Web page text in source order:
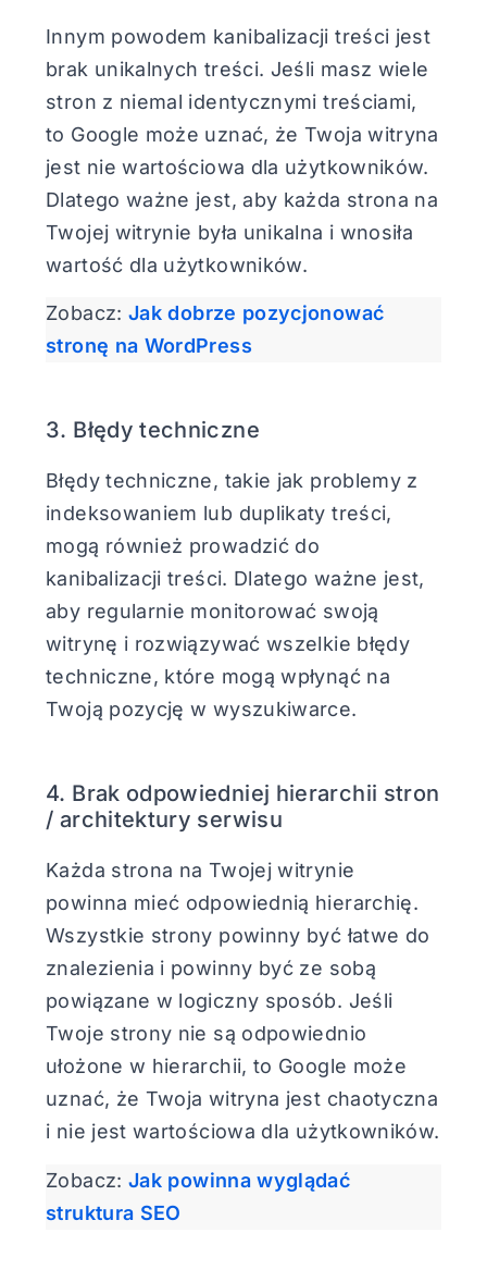
Innym powodem kanibalizacji treści jest
brak unikalnych treści. Jeśli masz wiele
stron z niemal identycznymi treściami,
to Google może uznać, że Twoja witryna
jest nie wartościowa dla użytkowników.
Dlatego ważne jest, aby każda strona na
Twojej witrynie była unikalna i wnosiła
wartość dla użytkowników.
Zobacz: Jak dobrze pozycjonować
stronę na WordPress
3. Błędy techniczne
Błędy techniczne, takie jak problemy z
indeksowaniem lub duplikaty treści,
mogą również prowadzić do
kanibalizacji treści. Dlatego ważne jest,
aby regularnie monitorować swoją
witrynę i rozwiązywać wszelkie błędy
techniczne, które mogą wpłynąć na
Twoją pozycję w wyszukiwarce.
4. Brak odpowiedniej hierarchii stron
/ architektury serwisu
Każda strona na Twojej witrynie
powinna mieć odpowiednią hierarchię.
Wszystkie strony powinny być łatwe do
znalezienia i powinny być ze sobą
powiązane w logiczny sposób. Jeśli
Twoje strony nie są odpowiednio
ułożone w hierarchii, to Google może
uznać, że Twoja witryna jest chaotyczna
i nie jest wartościowa dla użytkowników.
Zobacz: Jak powinna wyglądać
struktura SEO